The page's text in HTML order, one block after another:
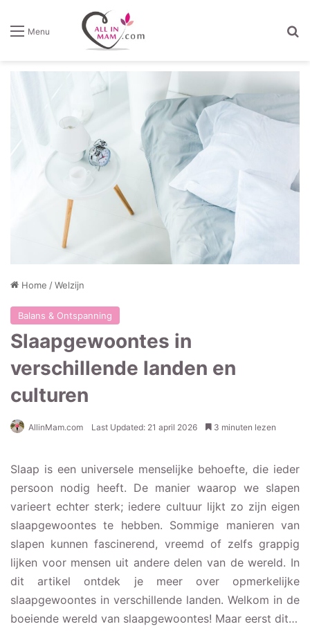
Menu
Home /Welzijn
Balans & Ontspanning
Slaapgewoontes in
verschillende landen en
culturen
AllinMam.com Last Updated: 21 april 2026 3 minuten lezen
Slaap is een universele menselijke behoefte, die ieder
persoon nodig heeft. De manier waarop we slapen
varieert echter sterk; iedere cultuur lijkt zo zijn eigen
slaapgewoontes te hebben. Sommige manieren van
slapen kunnen fascinerend, vreemd of zelfs grappig
lijken voor mensen uit andere delen van de wereld. In
dit artikel ontdek je meer over opmerkelijke
slaapgewoontes in verschillende landen. Welkom in de
boeiende wereld van slaapgewoontes! Maar eerst dit…